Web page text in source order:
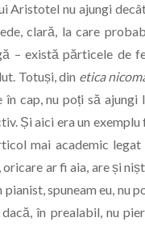
Aristotel nu ajungi
clară, la care
– există părticele de
Totuși, din etica
în cap, nu poți să ajungi
Și aici era un
mai academic
ar fi aia, are și
pianist, spuneam eu, nu
în prealabil, nu